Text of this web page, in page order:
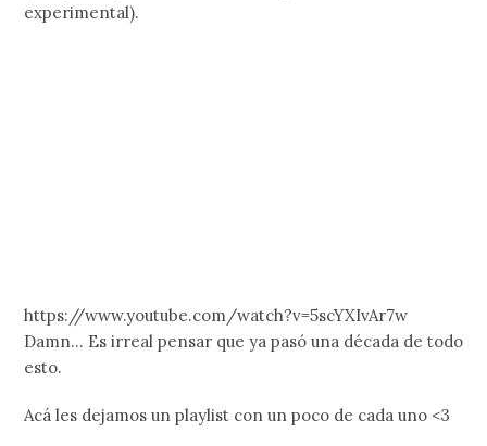
experimental).
https://www.youtube.com/watch?v=5scYXIvAr7w
Damn… Es irreal pensar que ya pasó una década de todo
esto.
Acá les dejamos un playlist con un poco de cada uno <3